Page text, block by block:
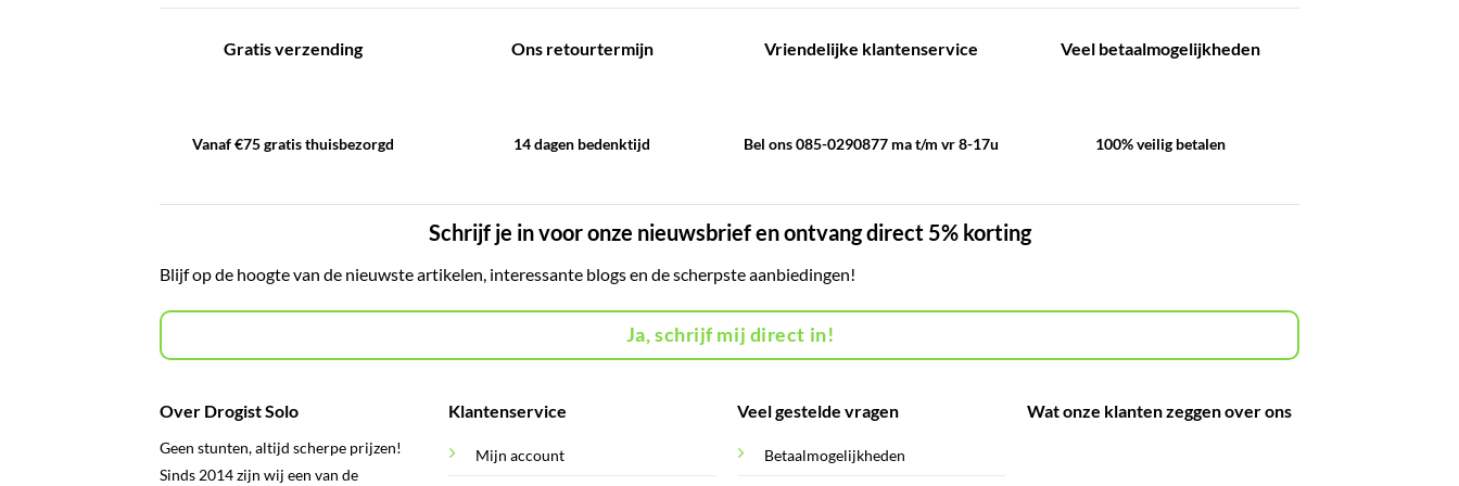
Gratis verzending
Vanaf €75 gratis thuisbezorgd
Ons retourtermijn
14 dagen bedenktijd
Vriendelijke klantenservice
Bel ons 085-0290877 ma t/m vr 8-17u
Veel betaalmogelijkheden
100% veilig betalen
Schrijf je in voor onze nieuwsbrief en ontvang direct 5% korting
Blijf op de hoogte van de nieuwste artikelen, interessante blogs en de scherpste aanbiedingen!
Ja, schrijf mij direct in!
Over Drogist Solo
Geen stunten, altijd scherpe prijzen!
Sinds 2014 zijn wij een van de
Klantenservice
Mijn account
Veel gestelde vragen
Betaalmogelijkheden
Wat onze klanten zeggen over ons